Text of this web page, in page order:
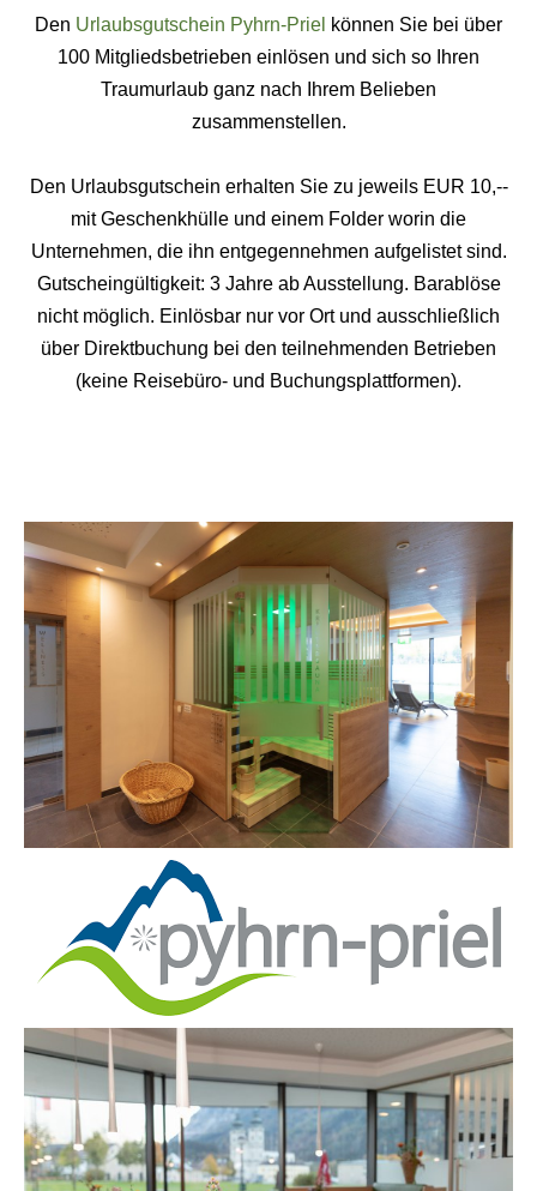
Den Urlaubsgutschein Pyhrn-Priel können Sie bei über
100 Mitgliedsbetrieben einlösen und sich so Ihren
Traumurlaub ganz nach Ihrem Belieben
zusammenstellen.
Den Urlaubsgutschein erhalten Sie zu jeweils EUR 10,--
mit Geschenkhülle und einem Folder worin die
Unternehmen, die ihn entgegennehmen aufgelistet sind.
Gutscheingültigkeit: 3 Jahre ab Ausstellung. Barablöse
nicht möglich. Einlösbar nur vor Ort und ausschließlich
über Direktbuchung bei den teilnehmenden Betrieben
(keine Reisebüro- und Buchungsplattformen).